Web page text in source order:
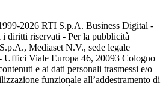
2026 RTI S.p.A. Business Digital -
diritti riservati - Per la pubblicità
Mediaset N.V., sede legale
Uffici Viale Europa 46, 20093 Cologno
e ai dati personali trasmessi e/o
funzionale all’addestramento di